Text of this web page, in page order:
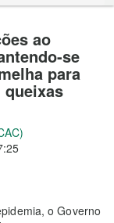
ao
se
para
queixas
o Governo